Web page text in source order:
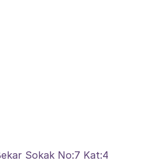
Sokak No:7 Kat:4